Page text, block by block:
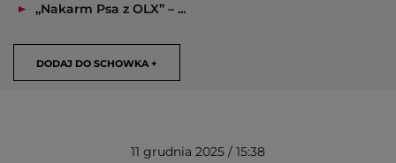
„Nakarm Psa z OLX” – ...
DODAJ DO SCHOWKA +
11 grudnia 2025 / 15:38